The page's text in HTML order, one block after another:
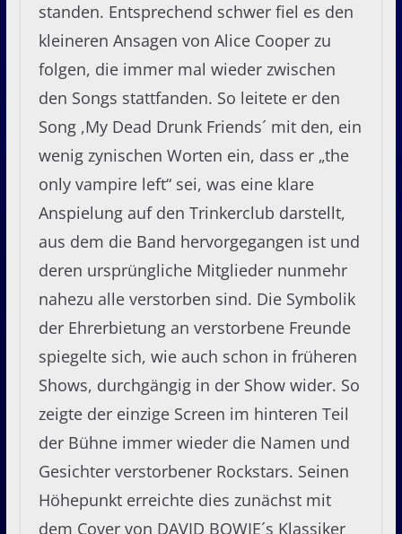
standen. Entsprechend schwer fiel es den
kleineren Ansagen von Alice Cooper zu
folgen, die immer mal wieder zwischen
den Songs stattfanden. So leitete er den
Song ,My Dead Drunk Friends´ mit den, ein
wenig zynischen Worten ein, dass er „the
only vampire left“ sei, was eine klare
Anspielung auf den Trinkerclub darstellt,
aus dem die Band hervorgegangen ist und
deren ursprüngliche Mitglieder nunmehr
nahezu alle verstorben sind. Die Symbolik
der Ehrerbietung an verstorbene Freunde
spiegelte sich, wie auch schon in früheren
Shows, durchgängig in der Show wider. So
zeigte der einzige Screen im hinteren Teil
der Bühne immer wieder die Namen und
Gesichter verstorbener Rockstars. Seinen
Höhepunkt erreichte dies zunächst mit
dem Cover von DAVID BOWIE´s Klassiker